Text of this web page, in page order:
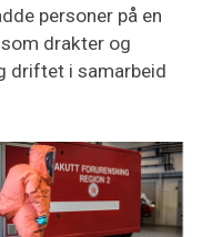
personer på en
drakter og
driftet i samarbeid